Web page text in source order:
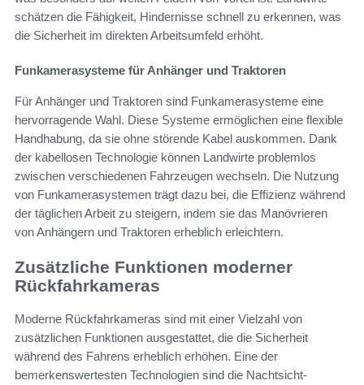
schätzen die Fähigkeit, Hindernisse schnell zu erkennen, was
die Sicherheit im direkten Arbeitsumfeld erhöht.
Funkamerasysteme für Anhänger und Traktoren
Für Anhänger und Traktoren sind Funkamerasysteme eine
hervorragende Wahl. Diese Systeme ermöglichen eine flexible
Handhabung, da sie ohne störende Kabel auskommen. Dank
der kabellosen Technologie können Landwirte problemlos
zwischen verschiedenen Fahrzeugen wechseln. Die Nutzung
von Funkamerasystemen trägt dazu bei, die Effizienz während
der täglichen Arbeit zu steigern, indem sie das Manövrieren
von Anhängern und Traktoren erheblich erleichtern.
Zusätzliche Funktionen moderner
Rückfahrkameras
Moderne Rückfahrkameras sind mit einer Vielzahl von
zusätzlichen Funktionen ausgestattet, die die Sicherheit
während des Fahrens erheblich erhöhen. Eine der
bemerkenswertesten Technologien sind die Nachtsicht-